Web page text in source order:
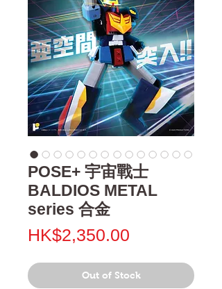
POSE+ 宇宙戰士
BALDIOS METAL
series 合金
HK$2,350.00
Out of Stock